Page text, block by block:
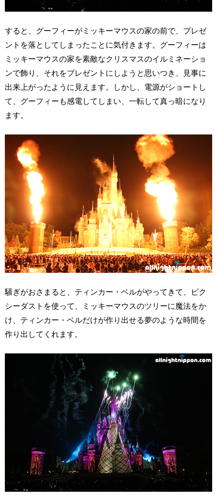
すると、グーフィーがミッキーマウスの家の前で、プレゼ
ントを落としてしまったことに気付きます。グーフィーは
ミッキーマウスの家を素敵なクリスマスのイルミネーショ
ンで飾り、それをプレゼントにしようと思いつき、見事に
出来上がったように見えます。しかし、電源がショートし
て、グーフィーも感電してしまい、一転して真っ暗になり
ます。
騒ぎがおさまると、ティンカー・ベルがやってきて、ピク
シーダストを使って、ミッキーマウスのツリーに魔法をか
け、ティンカー・ベルだけが作り出せる夢のような時間を
作り出してくれます。